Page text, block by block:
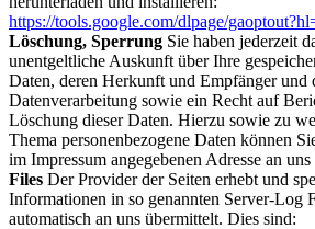
https://tools.google.com/dlpage/
Löschung, Sperrung Sie haben jederzeit
unentgeltliche Auskunft über Ihre
Daten, deren Herkunft und Empfänger und
Datenverarbeitung sowie ein Recht auf
Löschung dieser Daten. Hierzu sowie zu
Thema personenbezogene Daten können
im Impressum angegebenen Adresse an
Files Der Provider der Seiten erhebt und
Informationen in so genannten Server-Log
automatisch an uns übermittelt. Dies sind: